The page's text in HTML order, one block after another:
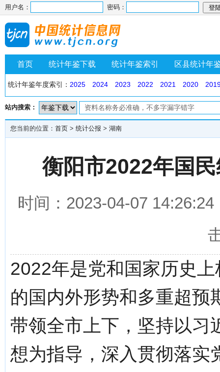
用户名： 密码：
首页 统计年鉴下载 统计年鉴索引 区县统计年
统计年鉴年度索引： 2025 2024 2023 2022 2021 2020
站内搜索：
您当前的位置： 首页 > 统计公报 > 湖南
衡阳市2022年国
时间：2023-04-07
2022年是党和国家历史
的国内外形势和多重超预
带领全市上下，坚持以习
想为指导，深入贯彻落实